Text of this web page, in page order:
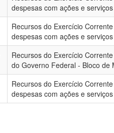
despesas com ações e
Recursos do Exercício
despesas com ações e
Recursos do Exercício
do Governo Federal - Bloco de
Recursos do Exercício
despesas com ações e